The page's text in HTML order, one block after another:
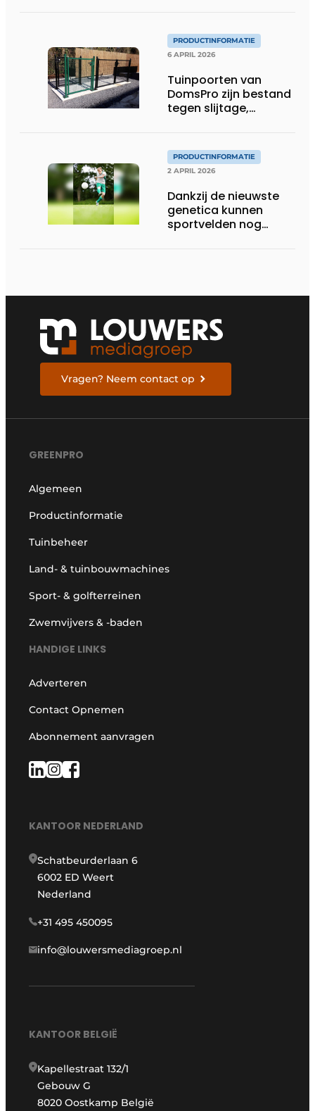
professionele
groenprojecten
PRODUCTINFORMATIE
6 APRIL 2026
Tuinpoorten van
DomsPro zijn bestand
tegen slijtage,
PRODUCTINFORMATIE
2 APRIL 2026
Dankzij de nieuwste
genetica kunnen
sportvelden nog
Vragen? Neem contact op
GREENPRO
Algemeen
Productinformatie
Tuinbeheer
Land- & tuinbouwmachines
Sport- & golfterreinen
Zwemvijvers & -baden
HANDIGE LINKS
Adverteren
Contact Opnemen
Abonnement aanvragen
KANTOOR NEDERLAND
Schatbeurderlaan 6
6002 ED Weert
Nederland
+31 495 450095
info@louwersmediagroep.nl
KANTOOR BELGIË
Kapellestraat 132/1
Gebouw G
8020 Oostkamp België